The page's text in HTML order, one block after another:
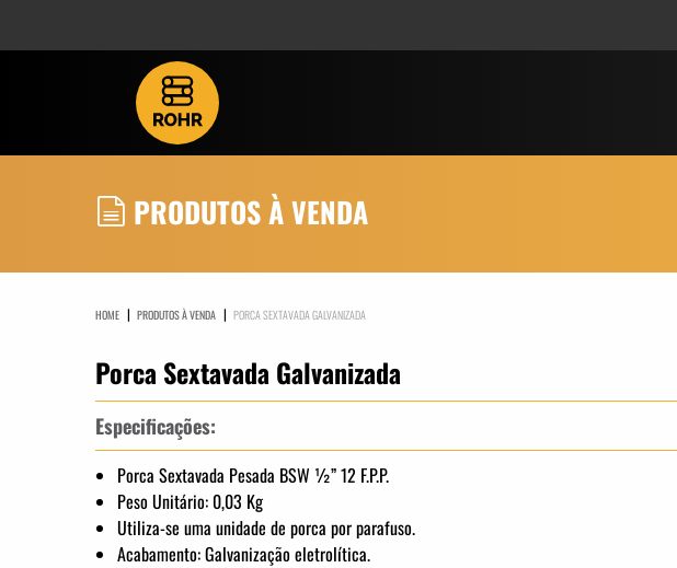
PRODUTOS À VENDA
HOME | PRODUTOS À VENDA | PORCA SEXTAVADA GALVANIZADA
Porca Sextavada Galvanizada
Especificações:
Porca Sextavada Pesada BSW ½” 12 F.P.P.
Peso Unitário: 0,03 Kg
Utiliza-se uma unidade de porca por parafuso.
Acabamento: Galvanização eletrolítica.